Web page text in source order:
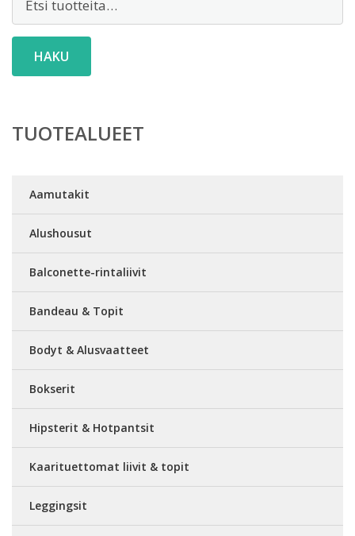
HAKU
TUOTEALUEET
Aamutakit
Alushousut
Balconette-rintaliivit
Bandeau & Topit
Bodyt & Alusvaatteet
Bokserit
Hipsterit & Hotpantsit
Kaarituettomat liivit & topit
Leggingsit